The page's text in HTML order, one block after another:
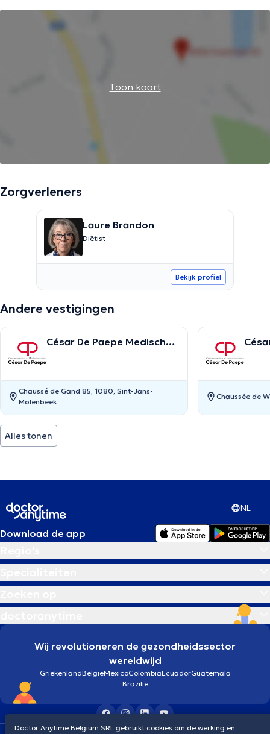
Toon kaart
Zorgverleners
Laure Brandon
Diëtist
Bekijk profiel
Andere vestigingen
César De Paepe Medisch
Chaussé de Gand 85, 1080, Sint-Jans-
Molenbeek
Chaussée de
Alles tonen
NL
Download de app
Wij revolutioneren de gezondheidssector
wereldwijd
GriekenlandBelgiëMexicoColombiaEcuadorGuatemala
Brazilië
Doctor Anytime Belgium SRL gebruikt cookies om de werking en